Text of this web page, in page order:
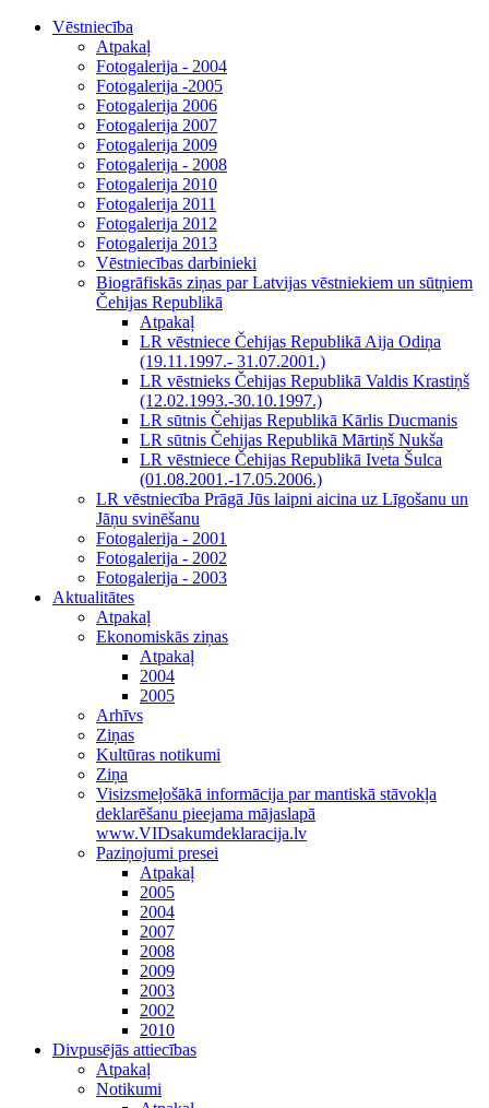
Vēstniecība
Atpakaļ
Fotogalerija - 2004
Fotogalerija -2005
Fotogalerija 2006
Fotogalerija 2007
Fotogalerija 2009
Fotogalerija - 2008
Fotogalerija 2010
Fotogalerija 2011
Fotogalerija 2012
Fotogalerija 2013
Vēstniecības darbinieki
Biogrāfiskās ziņas par Latvijas vēstniekiem un sūtņiem
Čehijas Republikā
Atpakaļ
LR vēstniece Čehijas Republikā Aija Odiņa
(19.11.1997.- 31.07.2001.)
LR vēstnieks Čehijas Republikā Valdis Krastiņš
(12.02.1993.-30.10.1997.)
LR sūtnis Čehijas Republikā Kārlis Ducmanis
LR sūtnis Čehijas Republikā Mārtiņš Nukša
LR vēstniece Čehijas Republikā Iveta Šulca
(01.08.2001.-17.05.2006.)
LR vēstniecība Prāgā Jūs laipni aicina uz Līgošanu un
Jāņu svinēšanu
Fotogalerija - 2001
Fotogalerija - 2002
Fotogalerija - 2003
Aktualitātes
Atpakaļ
Ekonomiskās ziņas
Atpakaļ
2004
2005
Arhīvs
Ziņas
Kultūras notikumi
Ziņa
Visizsmeļošākā informācija par mantiskā stāvokļa
deklarēšanu pieejama mājaslapā
www.VIDsakumdeklaracija.lv
Paziņojumi presei
Atpakaļ
2005
2004
2007
2008
2009
2003
2002
2010
Divpusējās attiecības
Atpakaļ
Notikumi